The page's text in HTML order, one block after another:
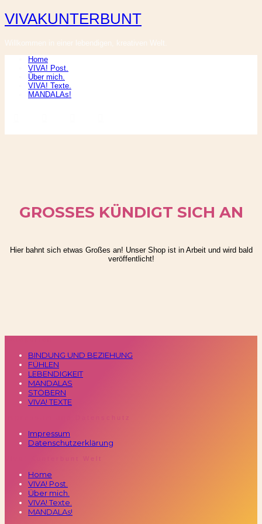
VIVAKUNTERBUNT
VIVAKUNTERBUNT
Willkommen in einer lebendigen, kreativen Welt.
Home
VIVA! Post.
Über mich.
VIVA! Texte.
MANDALAs!
GROSSES KÜNDIGT SICH AN
Hier bahnt sich etwas Großes an! Unser Shop ist in Arbeit und wird bald
veröffentlicht!
BINDUNG UND BEZIEHUNG
FÜHLEN
LEBENDIGKEIT
MANDALAS
STÖBERN
VIVA! TEXTE
Impressum
Datenschutzerklärung
Viva! Kunterbunt Welt
Home
VIVA! Post.
Über mich.
VIVA! Texte.
MANDALAs!